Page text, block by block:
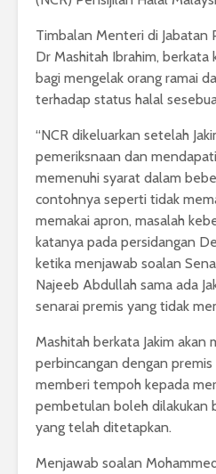
Timbalan Menteri di Jabatan
Dr Mashitah Ibrahim,
bagi mengelak orang ramai
terhadap status halal
“NCR dikeluarkan setelah
pemeriksnaan dan
memenuhi syarat dalam
contohnya seperti tidak
memakai apron, masalah
katanya pada persidangan
ketika menjawab soalan
Najeeb Abdullah sama ada
senarai premis yang tidak
Mashitah berkata Jakim akan
perbincangan dengan
memberi tempoh kepada
pembetulan boleh dilakukan
yang telah ditetapkan.
Menjawab soalan